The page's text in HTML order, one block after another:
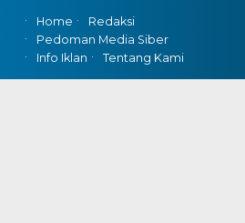
Home
Redaksi
Pedoman Media Siber
Info Iklan
Tentang Kami